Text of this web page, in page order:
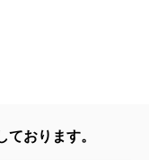
おります。